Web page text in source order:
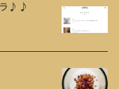
ラ♪♪